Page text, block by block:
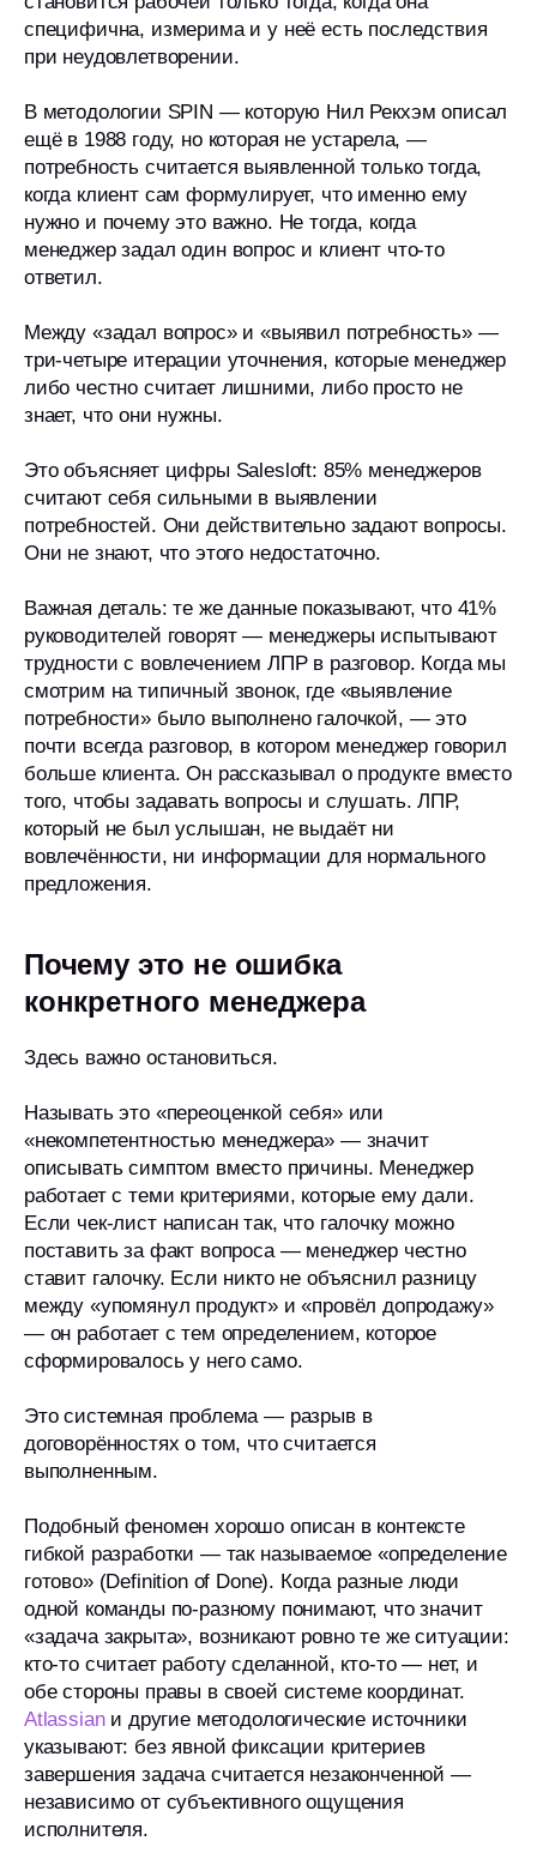
специфична, измерима и у неё есть последствия
при неудовлетворении.
В методологии SPIN — которую Нил Рекхэм описал
ещё в 1988 году, но которая не устарела, —
потребность считается выявленной только тогда,
когда клиент сам формулирует, что именно ему
нужно и почему это важно. Не тогда, когда
менеджер задал один вопрос и клиент что-то
ответил.
Между «задал вопрос» и «выявил потребность» —
три-четыре итерации уточнения, которые менеджер
либо честно считает лишними, либо просто не
знает, что они нужны.
Это объясняет цифры Salesloft: 85% менеджеров
считают себя сильными в выявлении
потребностей. Они действительно задают вопросы.
Они не знают, что этого недостаточно.
Важная деталь: те же данные показывают, что 41%
руководителей говорят — менеджеры испытывают
трудности с вовлечением ЛПР в разговор. Когда мы
смотрим на типичный звонок, где «выявление
потребности» было выполнено галочкой, — это
почти всегда разговор, в котором менеджер говорил
больше клиента. Он рассказывал о продукте вместо
того, чтобы задавать вопросы и слушать. ЛПР,
который не был услышан, не выдаёт ни
вовлечённости, ни информации для нормального
предложения.
Почему это не ошибка
конкретного менеджера
Здесь важно остановиться.
Называть это «переоценкой себя» или
«некомпетентностью менеджера» — значит
описывать симптом вместо причины. Менеджер
работает с теми критериями, которые ему дали.
Если чек-лист написан так, что галочку можно
поставить за факт вопроса — менеджер честно
ставит галочку. Если никто не объяснил разницу
между «упомянул продукт» и «провёл допродажу»
— он работает с тем определением, которое
сформировалось у него само.
Это системная проблема — разрыв в
договорённостях о том, что считается
выполненным.
Подобный феномен хорошо описан в контексте
гибкой разработки — так называемое «определение
готово» (Definition of Done). Когда разные люди
одной команды по-разному понимают, что значит
«задача закрыта», возникают ровно те же ситуации:
кто-то считает работу сделанной, кто-то — нет, и
обе стороны правы в своей системе координат.
Atlassianи другие методологические источники
указывают: без явной фиксации критериев
завершения задача считается незаконченной —
независимо от субъективного ощущения
исполнителя.